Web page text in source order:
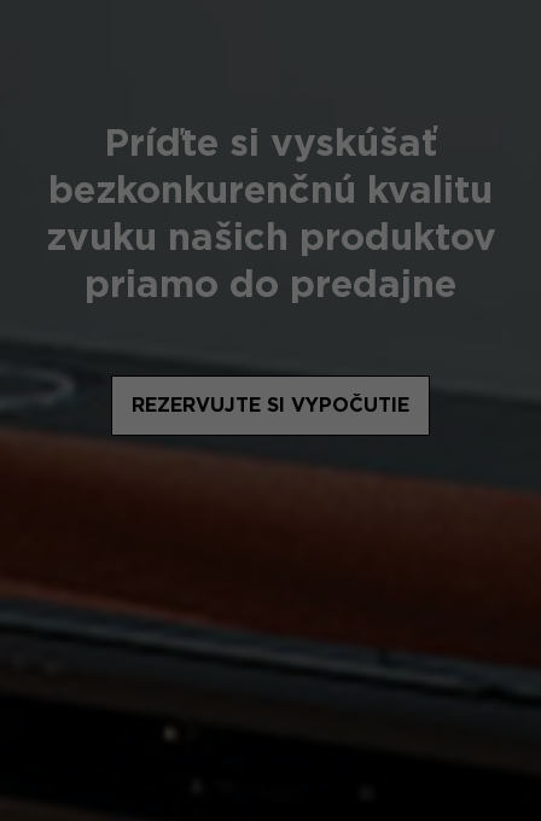
Príďte si vyskúšať
bezkonkurenčnú kvalitu
zvuku našich produktov
priamo do predajne
REZERVUJTE SI VYPOČUTIE